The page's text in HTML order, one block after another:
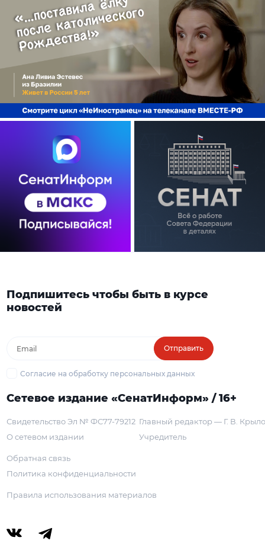
Подпишитесь чтобы быть в курсе
новостей
Отправить
Согласие на обработку персональных данных
Сетевое издание «СенатИнформ» / 16+
Свидетельство Эл № ФС77-79212
О сетевом издании
Главный редактор — Г. В.
Учредитель
Обратная связь
Политика конфиденциальности
Правила использования материалов